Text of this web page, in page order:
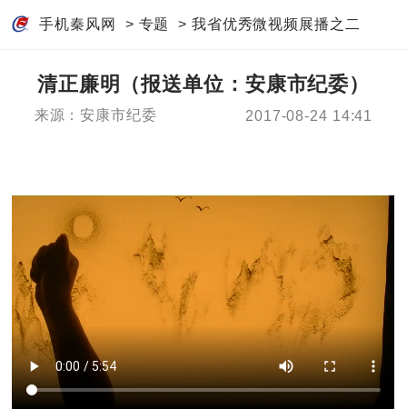
手机秦风网 > 专题 > 我省优秀微视频展播之二
清正廉明（报送单位：安康市纪委）
来源：安康市纪委 2017-08-24 14:41